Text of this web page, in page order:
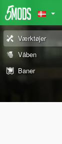
Værktøjer
Våben
Baner